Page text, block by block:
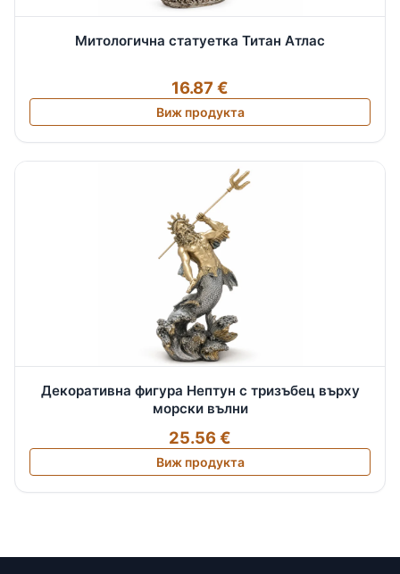
Митологична статуетка Титан Атлас
16.87 €
Виж продукта
Декоративна фигура Нептун с тризъбец върху
морски вълни
25.56 €
Виж продукта